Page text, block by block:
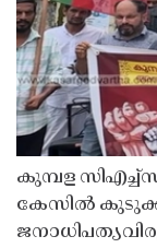
കുമ്പള
കേസിൽ